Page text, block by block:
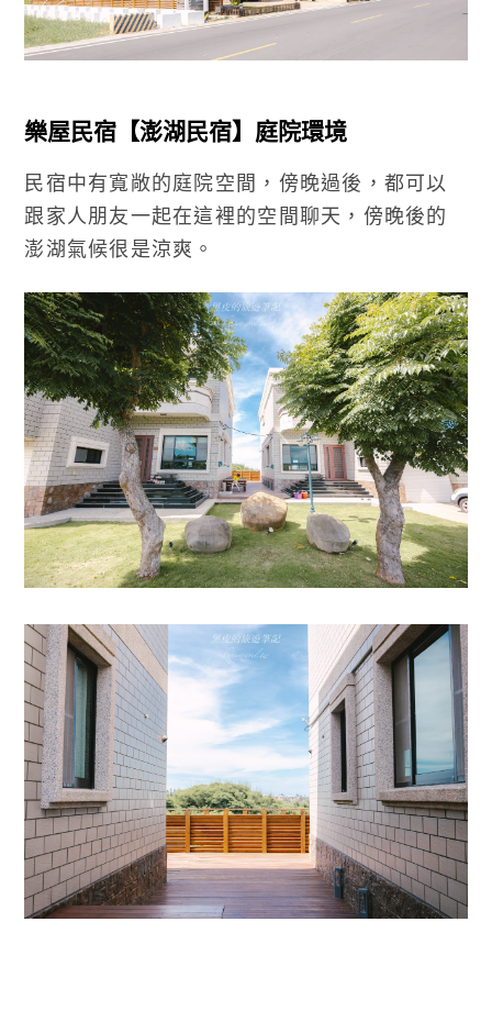
樂屋民宿【澎湖民宿】庭院環境
民宿中有寬敞的庭院空間，傍晚過後，都可以
跟家人朋友一起在這裡的空間聊天，傍晚後的
澎湖氣候很是涼爽。